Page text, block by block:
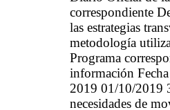
correspondiente
las estrategias
metodología
Programa
información
2019 01/10/2019
necesidades de